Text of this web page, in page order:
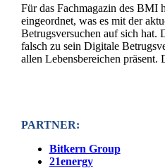
Für das Fachmagazin des BMI
eingeordnet, was es mit der
Betrugsversuchen auf sich hat.
falsch zu sein Digitale
allen Lebensbereichen präsent.
PARTNER:
Bitkern Group
21energy